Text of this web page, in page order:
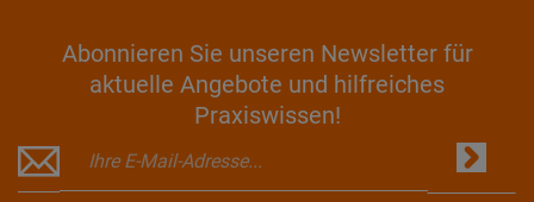
Abonnieren Sie unseren Newsletter für
aktuelle Angebote und hilfreiches
Praxiswissen!